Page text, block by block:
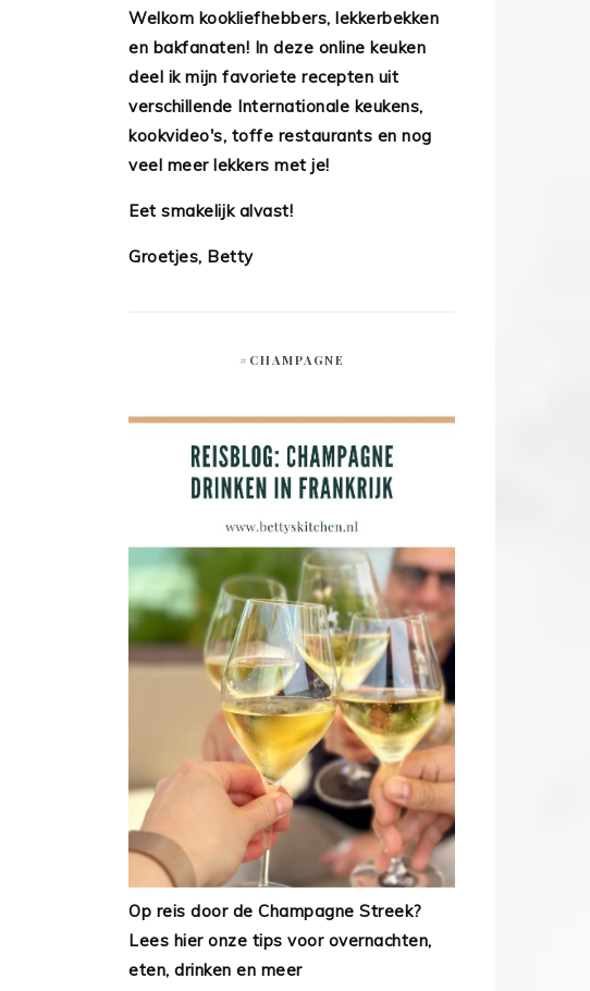
Welkom kookliefhebbers, lekkerbekken
en bakfanaten! In deze online keuken
deel ik mijn favoriete recepten uit
verschillende Internationale keukens,
kookvideo's, toffe restaurants en nog
veel meer lekkers met je!
Eet smakelijk alvast!
Groetjes, Betty
#CHAMPAGNE
Op reis door de Champagne Streek?
Lees hier onze tips voor overnachten,
eten, drinken en meer